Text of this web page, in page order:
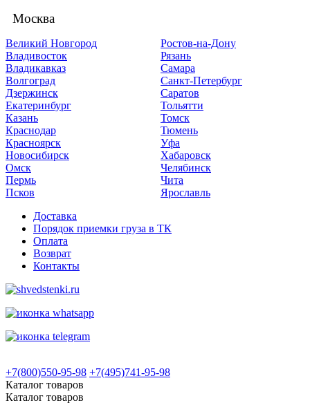
Москва
Великий Новгород
Владивосток
Владикавказ
Волгоград
Дзержинск
Екатеринбург
Казань
Краснодар
Красноярск
Новосибирск
Омск
Пермь
Псков
Ростов-на-Дону
Рязань
Самара
Санкт-Петербург
Саратов
Тольятти
Томск
Тюмень
Уфа
Хабаровск
Челябинск
Чита
Ярославль
Доставка
Порядок приемки груза в ТК
Оплата
Возврат
Контакты
+7(800)550-95-98 +7(495)741-95-98
Каталог товаров
Каталог товаров